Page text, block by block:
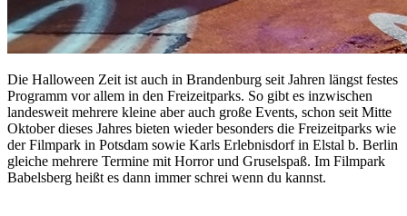
Die Halloween Zeit ist auch in Brandenburg seit Jahren längst festes
Programm vor allem in den Freizeitparks. So gibt es inzwischen
landesweit mehrere kleine aber auch große Events, schon seit Mitte
Oktober dieses Jahres bieten wieder besonders die Freizeitparks wie
der Filmpark in Potsdam sowie Karls Erlebnisdorf in Elstal b. Berlin
gleiche mehrere Termine mit Horror und Gruselspaß. Im Filmpark
Babelsberg heißt es dann immer schrei wenn du kannst.